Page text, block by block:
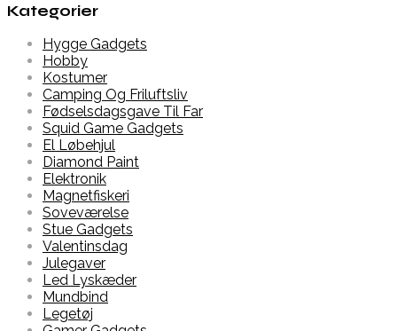
Kategorier
Hygge Gadgets
Hobby
Kostumer
Camping Og Friluftsliv
Fødselsdagsgave Til Far
Squid Game Gadgets
El Løbehjul
Diamond Paint
Elektronik
Magnetfiskeri
Soveværelse
Stue Gadgets
Valentinsdag
Julegaver
Led Lyskæder
Mundbind
Legetøj